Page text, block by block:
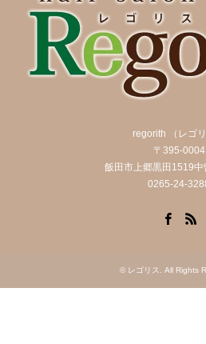
regorith （レゴリ
〒395-0004
飯田市上郷黒田1519中
0265-24-
© レゴリス . All Rights